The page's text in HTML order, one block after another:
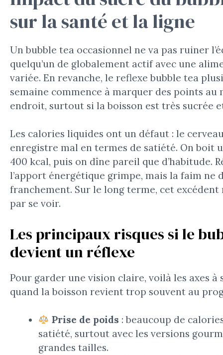
sur la santé et la ligne
Un bubble tea occasionnel ne va pas ruiner
quelqu’un de globalement actif avec une
variée. En revanche, le reflexe bubble tea
semaine commence à marquer des points au
endroit, surtout si la boisson est très sucrée
Les calories liquides ont un défaut : le
enregistre mal en termes de satiété. On boit
400 kcal, puis on dîne pareil que d’habitude.
l’apport énergétique grimpe, mais la faim ne
franchement. Sur le long terme, cet
par se voir.
Les principaux risques si le
devient un réflexe
Pour garder une vision claire, voilà les axes à
quand la boisson revient trop souvent au
Prise de poids : beaucoup de
satiété, surtout avec les versions
grandes tailles.